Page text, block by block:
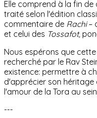
Elle comprend à la fin
traité selon l'édition
commentaire de Rachi–
et celui des Tossafot,
Nous espérons que
recherché par le Rav
existence: permettre à
d'apprécier son
l'amour de la Tora au
---